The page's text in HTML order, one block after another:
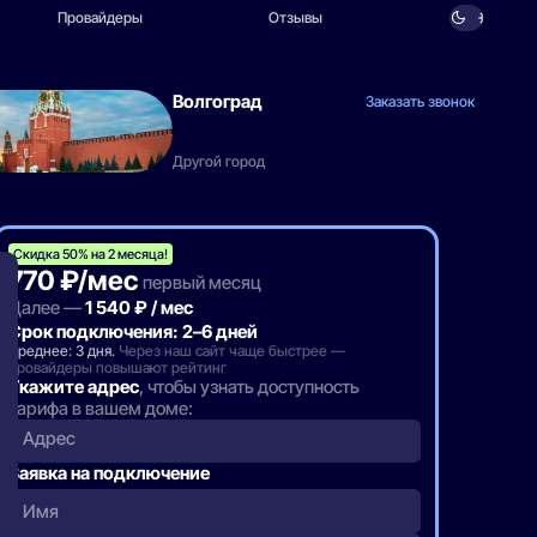
Провайдеры Отзывы
Волгоград Заказать звонок
Другой город
Скидка 50% на 2 месяца!
770 ₽/мес первый месяц
Далее —1 540 ₽ / мес
Срок подключения: 2–6 дней
Среднее: 3 дня. Через наш сайт чаще быстрее —
провайдеры повышают рейтинг
Укажите адрес, чтобы узнать доступность
тарифа в вашем доме:
Адрес
Заявка на подключение